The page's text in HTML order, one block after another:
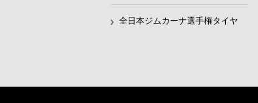
全日本ジムカーナ選手権タイヤ